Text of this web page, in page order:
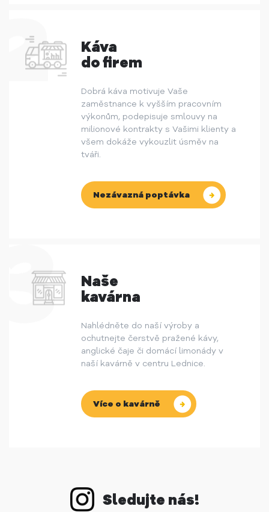
Káva
do firem
Dobrá káva motivuje Vaše
zaměstnance k vyšším pracovním
výkonům, podepisuje smlouvy na
milionové kontrakty s Vašimi klienty a
všem dokáže vykouzlit úsměv na
tváři.
Nezávazná poptávka
Naše
kavárna
Nahlédněte do naší výroby a
ochutnejte čerstvě pražené kávy,
anglické čaje či domácí limonády v
naší kavárně v centru Lednice.
Více o kavárně
Sledujte nás!